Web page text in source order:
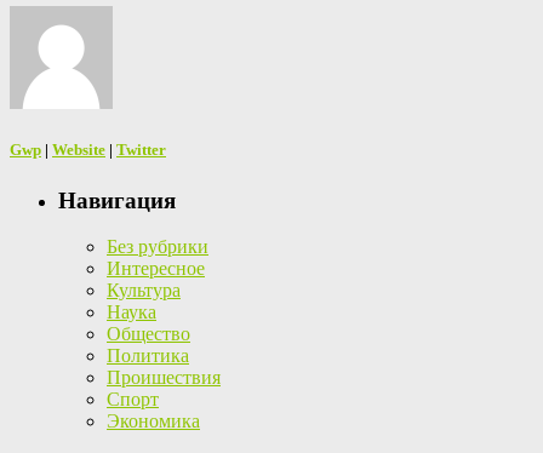
Gwp | Website | Twitter
Навигация
Без рубрики
Интересное
Культура
Наука
Общество
Политика
Проишествия
Спорт
Экономика